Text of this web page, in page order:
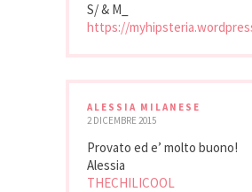
S/ & M_
https://
ALESSIA MILANESE
2 DICEMBRE 2015
Provato ed e’ molto buono!
Alessia
THECHILICOOL